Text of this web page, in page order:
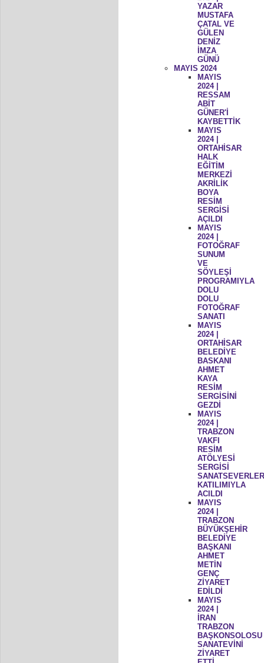
YAZAR
MUSTAFA
ÇATAL VE
GÜLEN
DENİZ
İMZA
GÜNÜ
MAYIS 2024
MAYIS
2024 |
RESSAM
ABİT
GÜNER'İ
KAYBETTİK
MAYIS
2024 |
ORTAHİSAR
HALK
EĞİTİM
MERKEZİ
AKRİLİK
BOYA
RESİM
SERGİSİ
AÇILDI
MAYIS
2024 |
FOTOĞRAF
SUNUM
VE
SÖYLEŞİ
PROGRAMIYLA
DOLU
DOLU
FOTOĞRAF
SANATI
MAYIS
2024 |
ORTAHİSAR
BELEDİYE
BASKANI
AHMET
KAYA
RESİM
SERGİSİNİ
GEZDİ
MAYIS
2024 |
TRABZON
VAKFI
RESİM
ATÖLYESİ
SERGİSİ
KATILIMIYLA
ACILDI
MAYIS
2024 |
TRABZON
BÜYÜKŞEHİR
BELEDİYE
BAŞKANI
AHMET
METİN
GENÇ
ZİYARET
EDİLDİ
MAYIS
2024 |
İRAN
TRABZON
BAŞKONSOLOSU
SANATEVİNİ
ZİYARET